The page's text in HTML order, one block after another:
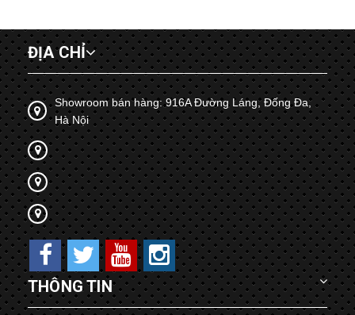
ĐỊA CHỈ
Showroom bán hàng: 916A Đường Láng, Đống Đa,
Hà Nội
THÔNG TIN